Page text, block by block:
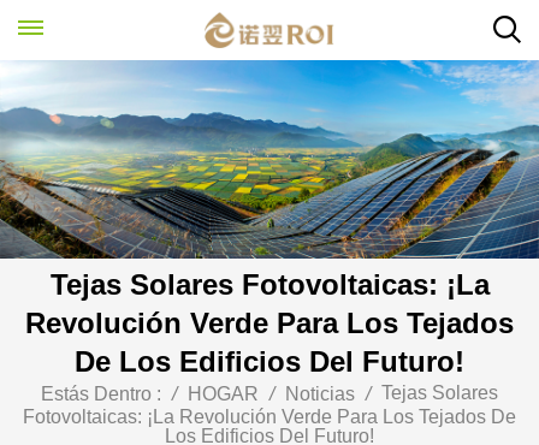
Tejas Solares Fotovoltaicas: ¡La
Revolución Verde Para Los Tejados
De Los Edificios Del Futuro!
Estás Dentro : / HOGAR / Noticias / Tejas Solares
Fotovoltaicas: ¡La Revolución Verde Para Los Tejados De
Los Edificios Del Futuro!